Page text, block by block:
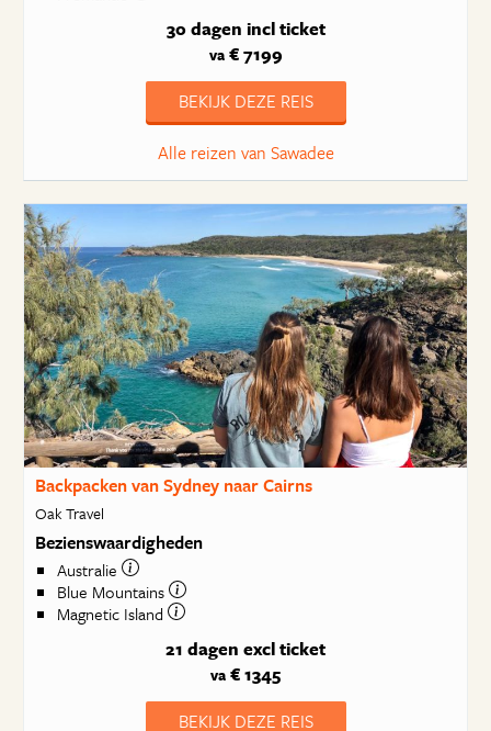
30 dagen incl ticket
va€ 7199
BEKIJK DEZE REIS
Alle reizen van Sawadee
Backpacken van Sydney naar Cairns
Oak Travel
Bezienswaardigheden
Australie
Blue Mountains
Magnetic Island
21 dagen excl ticket
va € 1345
BEKIJK DEZE REIS